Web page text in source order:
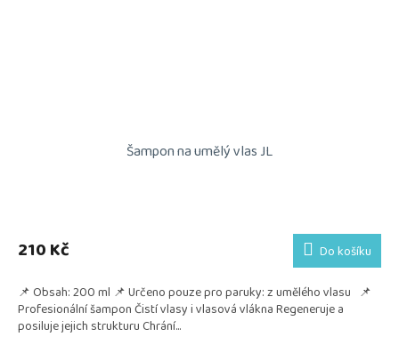
Šampon na umělý vlas JL
210 Kč Do košíku
📌 Obsah: 200 ml 📌 Určeno pouze pro paruky: z umělého vlasu 📌
Profesionální šampon Čistí vlasy i vlasová vlákna Regeneruje a
posiluje jejich strukturu Chrání...